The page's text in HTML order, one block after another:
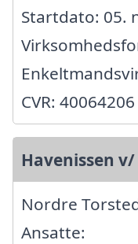
Startdato: 05.
CVR: 40064206
Havenissen
Nordre
Ansatte: